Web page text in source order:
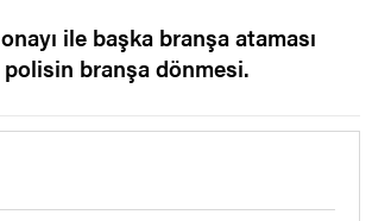
ile başka branşa ataması
polisin branşa dönmesi.